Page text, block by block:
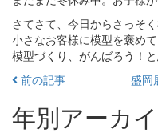
さてさて、今日からさっそく
小さなお客様に模型を褒め
模型づくり、がんばろう！と
前の記事
盛岡
年別アーカ